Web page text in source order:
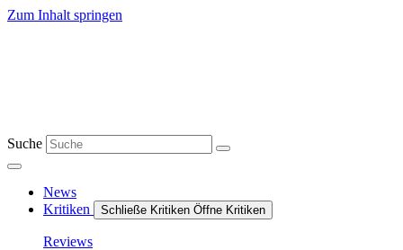
Zum Inhalt springen
Suche
News
Kritiken
Schließe Kritiken Öffne Kritiken
Reviews